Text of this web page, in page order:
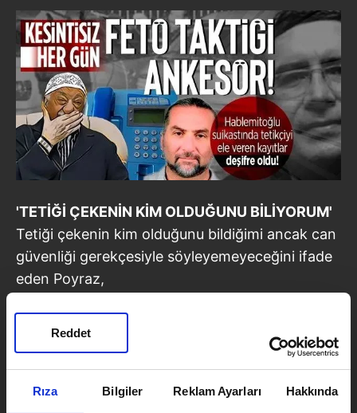
Rıza Bilgiler Reklam Ayarları Hakkında
Reddet
'TETİĞİ ÇEKENİN KİM OLDUĞUNU BİLİYORUM'
Tetiği çekenin kim olduğunu bildiğimi ancak can
güvenliği gerekçesiyle söyleyemeyeceğini ifade
eden Poyraz,
salonlarından kurtulamam. Vurulduğu yerin 75
metre yukarısında sauna var. Osman Kaya'ya
sordum 'Baktınız mı oralara' diye.